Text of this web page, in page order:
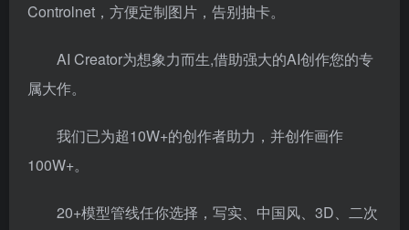
Controlnet，方便定制图片，告别抽卡。
AI Creator为想象力而生,借助强大的AI创作您的专
属大作。
我们已为超10W+的创作者助力，并创作画作
100W+。
20+模型管线任你选择，写实、中国风、3D、 二次